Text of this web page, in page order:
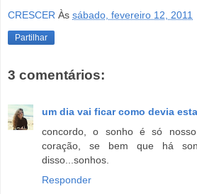
CRESCER Às sábado, fevereiro 12, 2011
Partilhar
3 comentários:
um dia vai ficar como devia
concordo, o sonho é só
coração, se bem que há
disso...sonhos.
Responder